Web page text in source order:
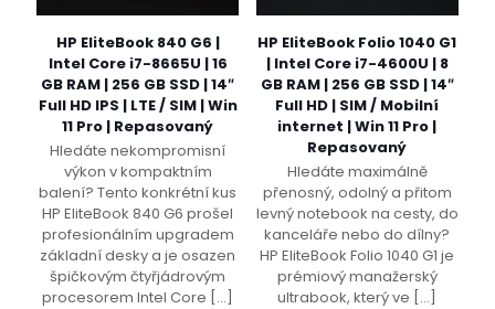
HP EliteBook 840 G6 |
Intel Core i7-8665U | 16
GB RAM | 256 GB SSD | 14″
Full HD IPS | LTE / SIM | Win
11 Pro | Repasovaný
Hledáte nekompromisní
výkon v kompaktním
balení? Tento konkrétní kus
HP EliteBook 840 G6 prošel
profesionálním upgradem
základní desky a je osazen
špičkovým čtyřjádrovým
procesorem Intel Core […]
HP EliteBook Folio 1040 G1
| Intel Core i7-4600U | 8
GB RAM | 256 GB SSD | 14″
Full HD | SIM / Mobilní
internet | Win 11 Pro |
Repasovaný
Hledáte maximálně
přenosný, odolný a přitom
levný notebook na cesty, do
kanceláře nebo do dílny?
HP EliteBook Folio 1040 G1 je
prémiový manažerský
ultrabook, který ve […]